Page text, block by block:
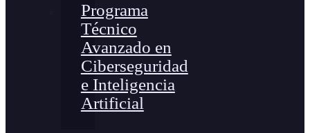
Programa
Técnico
Avanzado en
Ciberseguridad
e Inteligencia
Artificial